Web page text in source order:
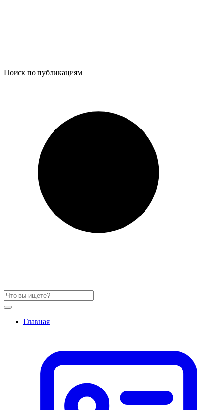
Поиск по публикациям
Главная